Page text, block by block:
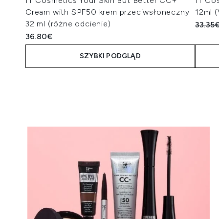
Cream with SPF50 krem przeciwsłoneczny
32 ml (różne odcienie)
36.80€
SZYBKI PODGLĄD
12ml